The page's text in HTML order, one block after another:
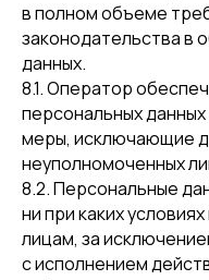
в полном объеме
законодательства в
данных.
8.1. Оператор
персональных
меры, исключающие
неуполномоченных
8.2. Персональные
ни при каких
лицам, за
с исполнением
Заполните форму,
и ответим на ваши
Почта